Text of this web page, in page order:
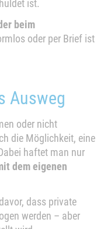
ist.
beim
oder per Brief ist
Ausweg
oder nicht
die Möglichkeit, eine
haftet man nur
dem eigenen
dass private
werden – aber